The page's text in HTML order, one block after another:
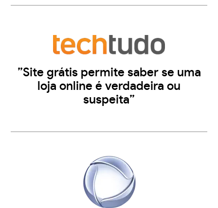
”Site grátis permite saber se uma
loja online é verdadeira ou
suspeita”